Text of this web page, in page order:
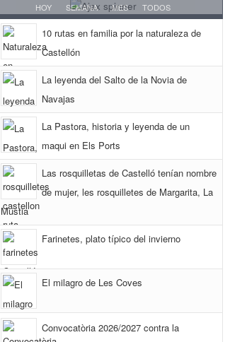
HOY SEMANA MES TODOS
10 rutas en familia por la naturaleza de
Castellón
La leyenda del Salto de la Novia de
Navajas
La Pastora, historia y leyenda de un
maqui en Els Ports
Las rosquilletas de Castelló tenían nombre
de mujer, les rosquilletes de Margarita, La
Mustia
Farinetes, plato típico del invierno
El milagro de Les Coves
Convocatòria 2026/2027 contra la